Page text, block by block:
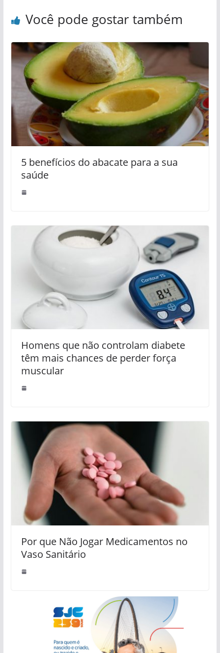
Você pode gostar também
5 benefícios do abacate para a sua
saúde
Homens que não controlam diabete
têm mais chances de perder força
muscular
Por que Não Jogar Medicamentos no
Vaso Sanitário